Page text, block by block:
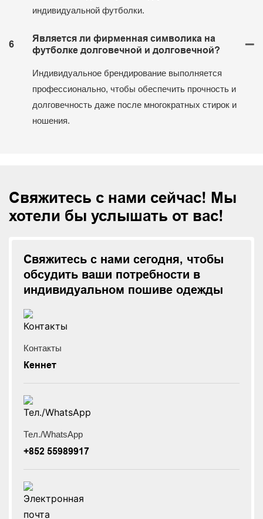
индивидуальной футболки.
6
Является ли фирменная символика на
футболке долговечной и долговечной?
Индивидуальное брендирование выполняется
профессионально, чтобы обеспечить прочность и
долговечность даже после многократных стирок и
ношения.
Свяжитесь с нами сейчас! Мы
хотели бы услышать от вас!
Свяжитесь с нами сегодня, чтобы
обсудить ваши потребности в
индивидуальном пошиве одежды
Контакты
Кеннет
Тел./WhatsApp
+852 55989917